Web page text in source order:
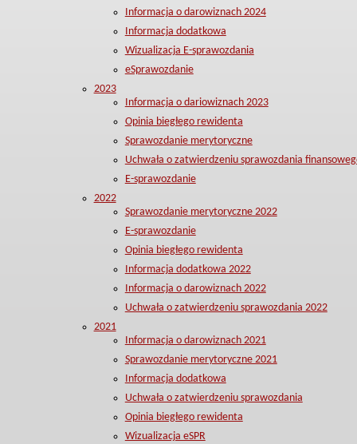
Informacja o darowiznach 2024
Informacja dodatkowa
Wizualizacja E-sprawozdania
eSprawozdanie
2023
Informacja o dariowiznach 2023
Opinia biegłego rewidenta
Sprawozdanie merytoryczne
Uchwała o zatwierdzeniu sprawozdania
E-sprawozdanie
2022
Sprawozdanie merytoryczne 2022
E-sprawozdanie
Opinia biegłego rewidenta
Informacja dodatkowa 2022
Informacja o darowiznach 2022
Uchwała o zatwierdzeniu sprawozdania 2022
2021
Informacja o darowiznach 2021
Sprawozdanie merytoryczne 2021
Informacja dodatkowa
Uchwała o zatwierdzeniu sprawozdania
Opinia biegłego rewidenta
Wizualizacja eSPR